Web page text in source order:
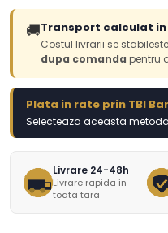
🚚Transport calculat
Costul livrarii se
dupa comanda pentru
Plata in rate prin TBI
Selecteaza aceasta
Livrare 24-48h
Livrare rapida in
toata tara